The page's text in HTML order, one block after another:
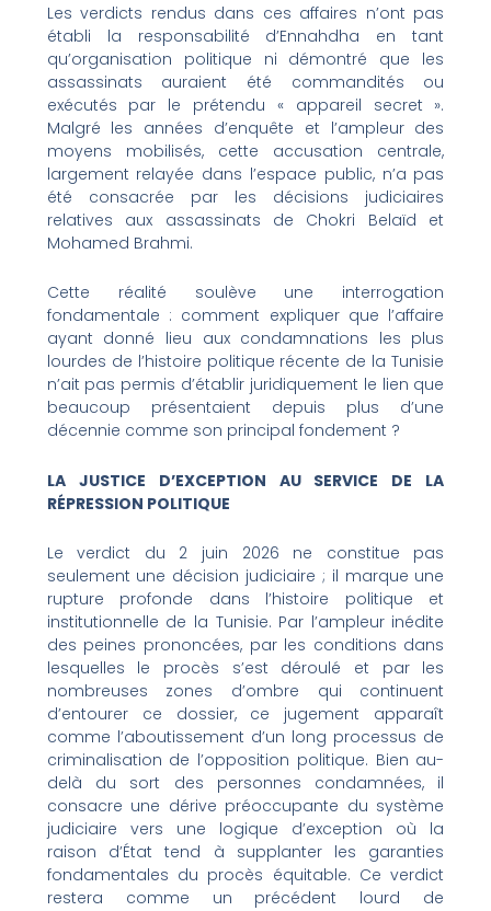
Les verdicts rendus dans ces affaires n’ont pas
établi la responsabilité d’Ennahdha en tant
qu’organisation politique ni démontré que les
assassinats auraient été commandités ou
exécutés par le prétendu « appareil secret ».
Malgré les années d’enquête et l’ampleur des
moyens mobilisés, cette accusation centrale,
largement relayée dans l’espace public, n’a pas
été consacrée par les décisions judiciaires
relatives aux assassinats de Chokri Belaïd et
Mohamed Brahmi.
Cette réalité soulève une interrogation
fondamentale : comment expliquer que l’affaire
ayant donné lieu aux condamnations les plus
lourdes de l’histoire politique récente de la Tunisie
n’ait pas permis d’établir juridiquement le lien que
beaucoup présentaient depuis plus d’une
décennie comme son principal fondement ?
LA JUSTICE D’EXCEPTION AU SERVICE DE LA
RÉPRESSION POLITIQUE
Le verdict du 2 juin 2026 ne constitue pas
seulement une décision judiciaire ; il marque une
rupture profonde dans l’histoire politique et
institutionnelle de la Tunisie. Par l’ampleur inédite
des peines prononcées, par les conditions dans
lesquelles le procès s’est déroulé et par les
nombreuses zones d’ombre qui continuent
d’entourer ce dossier, ce jugement apparaît
comme l’aboutissement d’un long processus de
criminalisation de l’opposition politique. Bien au-
delà du sort des personnes condamnées, il
consacre une dérive préoccupante du système
judiciaire vers une logique d’exception où la
raison d’État tend à supplanter les garanties
fondamentales du procès équitable. Ce verdict
restera comme un précédent lourd de